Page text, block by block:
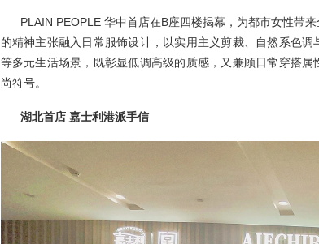
PLAIN PEOPLE 华中首店在B座四楼揭幕，为都市女性带
的精神主张融入日常服饰设计，以实用主义剪裁、自然系色
等多元生活场景，既彰显低调高级的质感，又兼顾日常穿搭
尚符号。
湖北首店 嘉士利港派手信